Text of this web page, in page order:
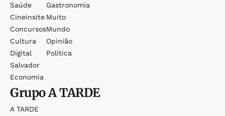
Saúde
Cineinsite
Concursos
Cultura
Digital
Salvador
Economia
Gastronomia
Muito
Mundo
Opinião
Política
GrupoA TARDE
A TARDE